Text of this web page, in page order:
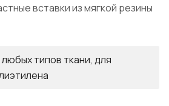
вставки из мягкой резины
типов ткани, для